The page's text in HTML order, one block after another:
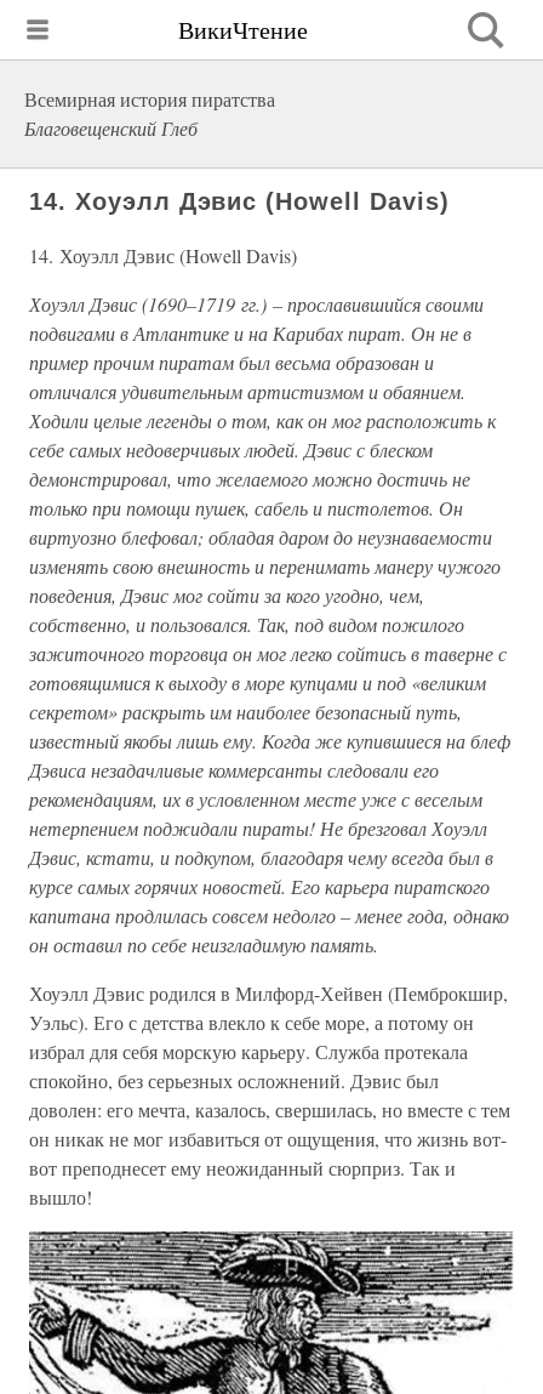
ВикиЧтение
Всемирная история пиратства
Благовещенский Глеб
14. Хоуэлл Дэвис (Howell Davis)
14. Хоуэлл Дэвис (Howell Davis)
Хоуэлл Дэвис (1690–1719 гг.) – прославившийся своими
подвигами в Атлантике и на Карибах пират. Он не в
пример прочим пиратам был весьма образован и
отличался удивительным артистизмом и обаянием.
Ходили целые легенды о том, как он мог расположить к
себе самых недоверчивых людей. Дэвис с блеском
демонстрировал, что желаемого можно достичь не
только при помощи пушек, сабель и пистолетов. Он
виртуозно блефовал; обладая даром до неузнаваемости
изменять свою внешность и перенимать манеру чужого
поведения, Дэвис мог сойти за кого угодно, чем,
собственно, и пользовался. Так, под видом пожилого
зажиточного торговца он мог легко сойтись в таверне с
готовящимися к выходу в море купцами и под «великим
секретом» раскрыть им наиболее безопасный путь,
известный якобы лишь ему. Когда же купившиеся на блеф
Дэвиса незадачливые коммерсанты следовали его
рекомендациям, их в условленном месте уже с веселым
нетерпением поджидали пираты! Не брезговал Хоуэлл
Дэвис, кстати, и подкупом, благодаря чему всегда был в
курсе самых горячих новостей. Его карьера пиратского
капитана продлилась совсем недолго – менее года, однако
он оставил по себе неизгладимую память.
Хоуэлл Дэвис родился в Милфорд-Хейвен (Пемброкшир,
Уэльс). Его с детства влекло к себе море, а потому он
избрал для себя морскую карьеру. Служба протекала
спокойно, без серьезных осложнений. Дэвис был
доволен: его мечта, казалось, свершилась, но вместе с тем
он никак не мог избавиться от ощущения, что жизнь вот-
вот преподнесет ему неожиданный сюрприз. Так и
вышло!